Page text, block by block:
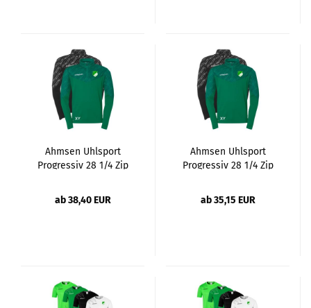
Ahmsen Uhlsport
Progressiv 28 1/4 Zip
ab 38,40 EUR
Ahmsen Uhlsport
Progressiv 28 1/4 Zip
ab 35,15 EUR